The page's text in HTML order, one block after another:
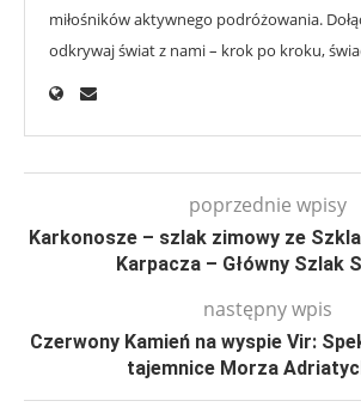
miłośników aktywnego podróżowania.
odkrywaj świat z nami – krok po kroku,
poprzednie wpisy
Karkonosze – szlak zimowy ze
Karpacza – Główny Szlak
następny wpis
Czerwony Kamień na wyspie Vir:
tajemnice Morza